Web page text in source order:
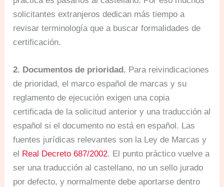
solicitantes extranjeros dedican más tiempo a
revisar terminología que a buscar formalidades de
certificación.
2. Documentos de prioridad. Para reivindicaciones
de prioridad, el marco español de marcas y su
reglamento de ejecución exigen una copia
certificada de la solicitud anterior y una traducción al
español si el documento no está en español. Las
fuentes jurídicas relevantes son la Ley de Marcas y
el Real Decreto 687/2002. El punto práctico vuelve a
ser una traducción al castellano, no un sello jurado
por defecto, y normalmente debe aportarse dentro